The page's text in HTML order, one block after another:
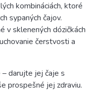
kombináciách, ktoré
sypaných čajov.
v sklenených dózičkách
čerstvosti a
darujte jej čaje s
prospešné jej zdraviu.